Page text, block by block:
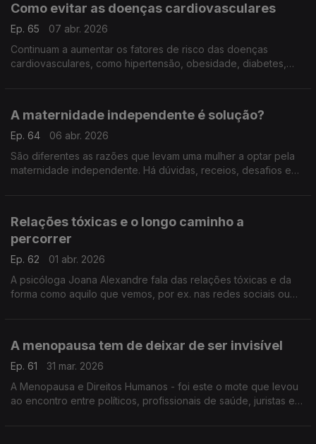
Como evitar as doenças cardiovasculares
Ep. 65
07 abr. 2026
Continuam a aumentar os fatores de risco das doenças
cardiovasculares, como hipertensão, obesidade, diabetes,
A maternidade independente é solução?
Ep. 64
06 abr. 2026
São diferentes as razões que levam uma mulher a optar pela
maternidade independente. Há dúvidas, receios, desafios e
Relações tóxicas e o longo caminho a
percorrer
Ep. 62
01 abr. 2026
A psicóloga Joana Alexandre fala das relações tóxicas e da
forma como aquilo que vemos, por ex. nas redes sociais ou
A menopausa tem de deixar de ser invisível
Ep. 61
31 mar. 2026
A Menopausa e Direitos Humanos - foi este o mote que levou
ao encontro entre políticos, profissionais de saúde, juristas e